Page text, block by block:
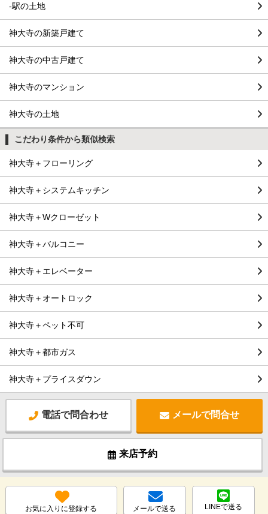
-駅の土地
神大寺の新築戸建て
神大寺の中古戸建て
神大寺のマンション
神大寺の土地
こだわり条件から類似検索
神大寺＋フローリング
神大寺＋システムキッチン
神大寺＋Wクローゼット
神大寺＋バルコニー
神大寺＋エレベーター
神大寺＋オートロック
神大寺＋ペット不可
神大寺＋都市ガス
神大寺＋プライスダウン
電話で問合わせ メールで問合せ
来店予約
お気に入りに登録する メールで送る LINEで送る